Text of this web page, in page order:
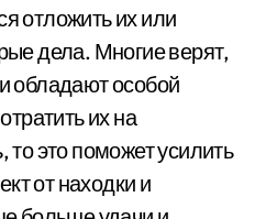
отложить их или
дела. Многие верят,
обладают особой
их на
то это поможет усилить
от находки и